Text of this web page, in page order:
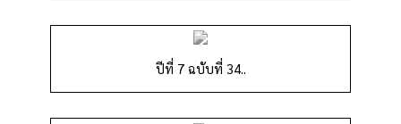
ปีที่ 7 ฉบับที่ 34..